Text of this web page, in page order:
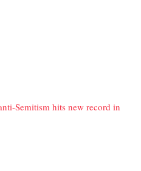
Semitism hits new record in